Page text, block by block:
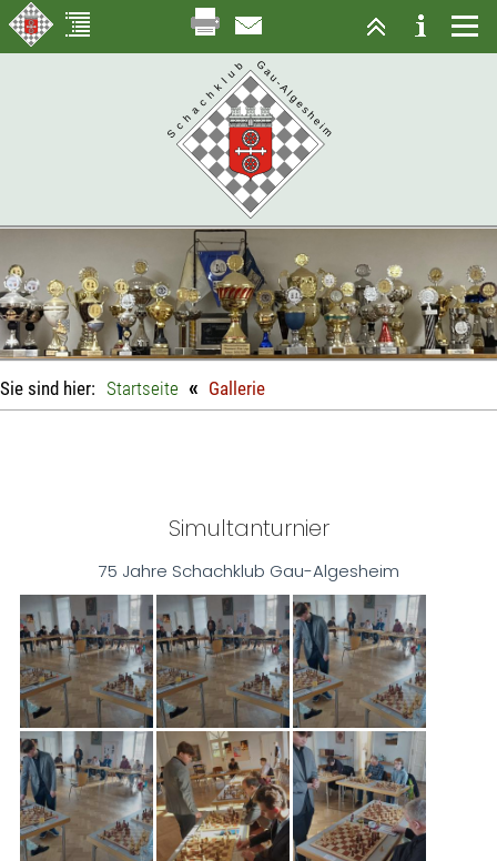
Sie sind hier: Startseite « Gallerie
Simultanturnier
75 Jahre Schachklub Gau-Algesheim